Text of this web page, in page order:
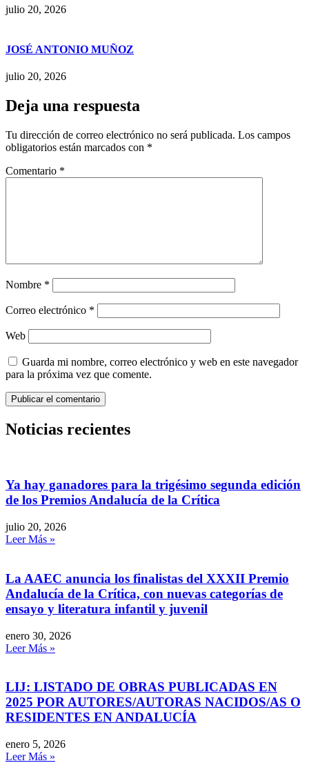
julio 20, 2026
JOSÉ ANTONIO MUÑOZ
julio 20, 2026
Deja una respuesta
Tu dirección de correo electrónico no será publicada. Los campos
obligatorios están marcados con *
Comentario *
Nombre *
Correo electrónico *
Web
Guarda mi nombre, correo electrónico y web en este navegador
para la próxima vez que comente.
Noticias recientes
Ya hay ganadores para la trigésimo segunda edición
de los Premios Andalucía de la Crítica
julio 20, 2026
Leer Más »
La AAEC anuncia los finalistas del XXXII Premio
Andalucía de la Crítica, con nuevas categorías de
ensayo y literatura infantil y juvenil
enero 30, 2026
Leer Más »
LIJ: LISTADO DE OBRAS PUBLICADAS EN
2025 POR AUTORES/AUTORAS NACIDOS/AS O
RESIDENTES EN ANDALUCÍA
enero 5, 2026
Leer Más »